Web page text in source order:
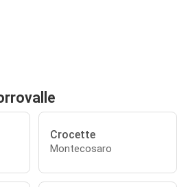
Crocette
Montecosaro